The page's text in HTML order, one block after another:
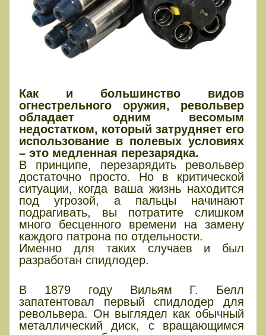
Как и большинство видов
огнестрельного оружия, револьвер
обладает одним весомым
недостатком, который затрудняет его
использование в полевых условиях
– это медленная перезарядка.
В принципе, перезарядить револьвер
достаточно просто. Но в критической
ситуации, когда ваша жизнь находится
под угрозой, а пальцы начинают
подрагивать, вы потратите слишком
много бесценного времени на замену
каждого патрона по отдельности.
Именно для таких случаев и был
разработан спидлодер.
В 1879 году Вильям Г. Белл
запатентовал первый спидлодер для
револьвера. Он выглядел как обычный
металлический диск, с вращающимся